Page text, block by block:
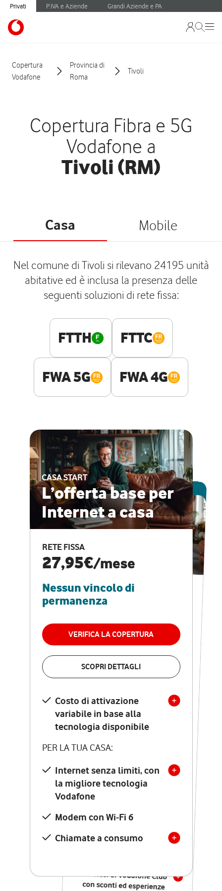
Privati P.IVA e Aziende Grandi Aziende e PA
Copertura
Vodafone
Provincia di
Roma
Tivoli
Copertura Fibra e 5G
Vodafone a
Tivoli (RM)
Casa Mobile
Nel comune di Tivoli si rilevano 24195 unità
abitative ed è inclusa la presenza delle
seguenti soluzioni di rete fissa:
FTTH FTTC
FWA 5G FWA 4G
CASA START
L’offerta base per
Internet a casa
RETE FISSA
27,95€/mese
Nessun vincolo di
permanenza
VERIFICA LA COPERTURA
SCOPRI DETTAGLI
Costo di attivazione
variabile in base alla
tecnologia disponibile
PER LA TUA CASA:
Internet senza limiti, con
la migliore tecnologia
Vodafone
Modem con Wi-Fi 6
Chiamate a consumo
ESCLUSIVA ONLINE
CASA PRO
Internet veloce e
vantaggi speciali
RETE FISSA + VODAFONE CLUB
29,95€
permanenza
VERIFICA LA COPERTURA
Costo di attivazione
variabile in base alla
tecnologia disponibile
PER LA TUA CASA:
Internet senza limiti, con
la migliore tecnologia
Vodafone
Modem Seven con Wi-Fi 7
Chiamate illimitate verso
numeri fissi e mobili
nazionali
12 mesi di Vodafone Club
con sconti ed esperienze
esclusive, poi si disattiva